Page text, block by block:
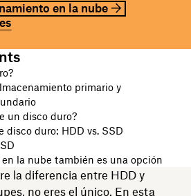
en la nube
primario y
un disco duro?
disco duro: HDD vs. SSD
la nube también es una opción
la diferencia entre HDD y
no eres el único. En esta